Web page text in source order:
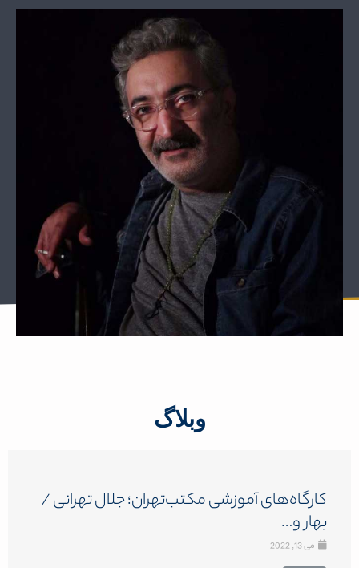
وبلاگ
کارگاه‌های آموزشی مکتب‌تهران؛ جلال تهرانی /
بهار و…
می 13, 2022